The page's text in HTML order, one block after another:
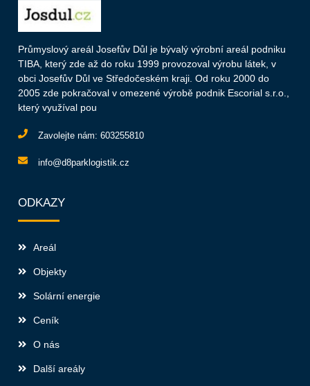
Průmyslový areál Josefův Důl je bývalý výrobní areál podniku
TIBA, který zde až do roku 1999 provozoval výrobu látek, v
obci Josefův Důl ve Středočeském kraji. Od roku 2000 do
2005 zde pokračoval v omezené výrobě podnik Escorial s.r.o.,
který využíval pou
Zavolejte nám:603255810
info@d8parklogistik.cz
ODKAZY
Areál
Objekty
Solární energie
Ceník
O nás
Další areály